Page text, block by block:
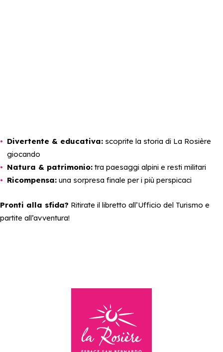
Divertente & educativa: scoprite la storia di La Rosière
giocando
Natura & patrimonio: tra paesaggi alpini e resti militari
Ricompensa: una sorpresa finale per i più perspicaci
Pronti alla sfida? Ritirate il libretto all’Ufficio del Turismo e
partite all’avventura!